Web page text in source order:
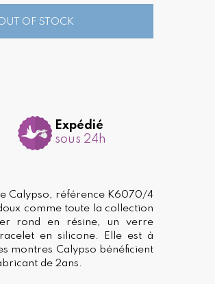
OF STOCK
Expédié
sous 24h
Calypso, référence K6070/4
comme toute la collection
rond en résine, un verre
en silicone. Elle est à
montres Calypso bénéficient
de 2ans.